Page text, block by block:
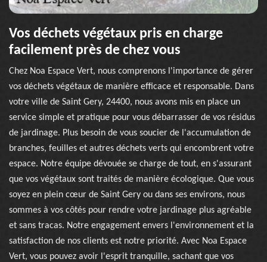
Vos déchets végétaux pris en charge
facilement près de chez vous
Chez Noa Espace Vert, nous comprenons l'importance de gérer
vos déchets végétaux de manière efficace et responsable. Dans
votre ville de Saint Gery, 24400, nous avons mis en place un
service simple et pratique pour vous débarrasser de vos résidus
de jardinage. Plus besoin de vous soucier de l'accumulation de
branches, feuilles et autres déchets verts qui encombrent votre
espace. Notre équipe dévouée se charge de tout, en s'assurant
que vos végétaux sont traités de manière écologique. Que vous
soyez en plein cœur de Saint Gery ou dans ses environs, nous
sommes à vos côtés pour rendre votre jardinage plus agréable
et sans tracas. Notre engagement envers l'environnement et la
satisfaction de nos clients est notre priorité. Avec Noa Espace
Vert, vous pouvez avoir l'esprit tranquille, sachant que vos